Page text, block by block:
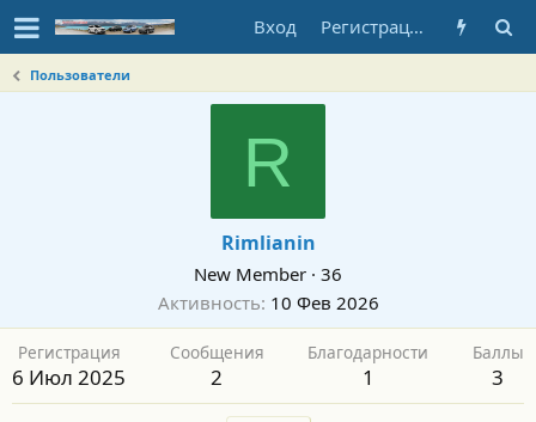
Вход Регистрация
Пользователи
R
Rimlianin
New Member · 36
Активность 10 Фев 2026
Регистрация
6 Июл 2025
Сообщения
2
Благодарности
1
Баллы
3